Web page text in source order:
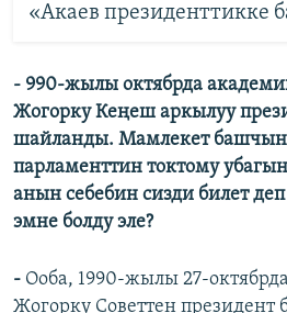
«Акаев президенттикке
- 990-жылы октябрда
Жогорку Кеңеш аркылуу
шайланды. Мамлекет
парламенттин токтому
анын себебин сизди билет
эмне болду эле?
- Ооба, 1990-жылы 27-
Жогорку Советтен президент